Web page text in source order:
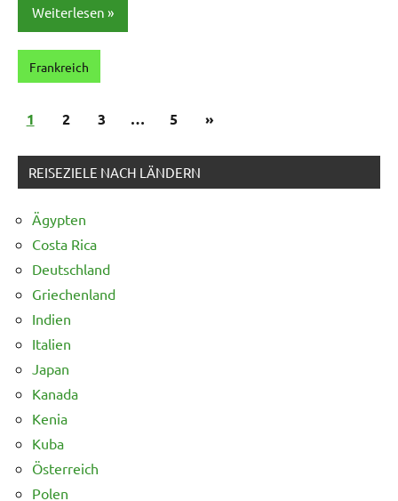
Weiterlesen
Frankreich
Seitennummerierung
Beiträge
1 2 3 … 5
Nächste
»
REISEZIELE NACH LÄNDERN
Ägypten
Costa Rica
Deutschland
Griechenland
Indien
Italien
Japan
Kanada
Kenia
Kuba
Österreich
Polen